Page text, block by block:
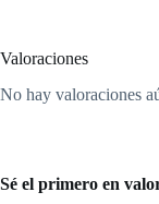
Valoraciones
No hay valoraciones
Sé el primero en